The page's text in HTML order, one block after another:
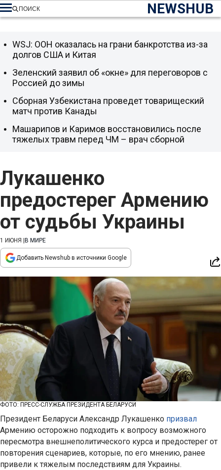
NEWSHUB
ПОИСК
Лукашенко
предостерег Армению
от судьбы Украины
1 ИЮНЯ В МИРЕ
Добавить Newshub в источники Google
ФОТО: ПРЕСС-СЛУЖБА ПРЕЗИДЕНТА БЕЛАРУСИ
Президент Беларуси Александр Лукашенко призвал
Армению осторожно подходить к вопросу возможного
пересмотра внешнеполитического курса и предостерег от
повторения сценариев, которые, по его мнению, ранее
привели к тяжелым последствиям для Украины.
WSJ: ООН оказалась на грани банкротства из-за
долгов США и Китая
Зеленский заявил об «окне» для переговоров с
Россией до зимы
Сборная Узбекистана проведет товарищеский
матч против Канады
Машарипов и Каримов восстановились после
тяжелых травм перед ЧМ – врач сборной